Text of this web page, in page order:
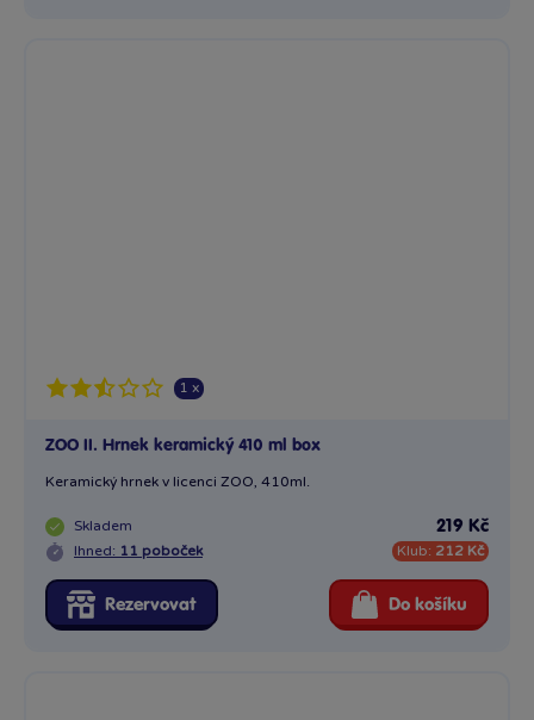
1 x
ZOO II. Hrnek keramický 410 ml box
Keramický hrnek v licenci ZOO, 410ml.
Skladem
Ihned: 11 poboček
219 Kč
Klub: 212 Kč
Rezervovat Do košíku